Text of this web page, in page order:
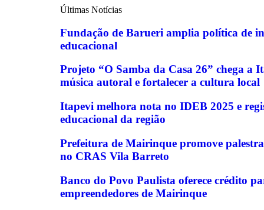
Últimas Notícias
Fundação de Barueri amplia política de
educacional
Projeto “O Samba da Casa 26” chega a
música autoral e fortalecer a cultura local
Itapevi melhora nota no IDEB 2025 e
educacional da região
Prefeitura de Mairinque promove
no CRAS Vila Barreto
Banco do Povo Paulista oferece crédito
empreendedores de Mairinque